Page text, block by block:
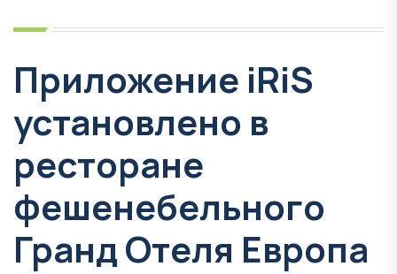
Приложение iRiS
установлено в
ресторане
фешенебельного
Гранд Отеля Европа